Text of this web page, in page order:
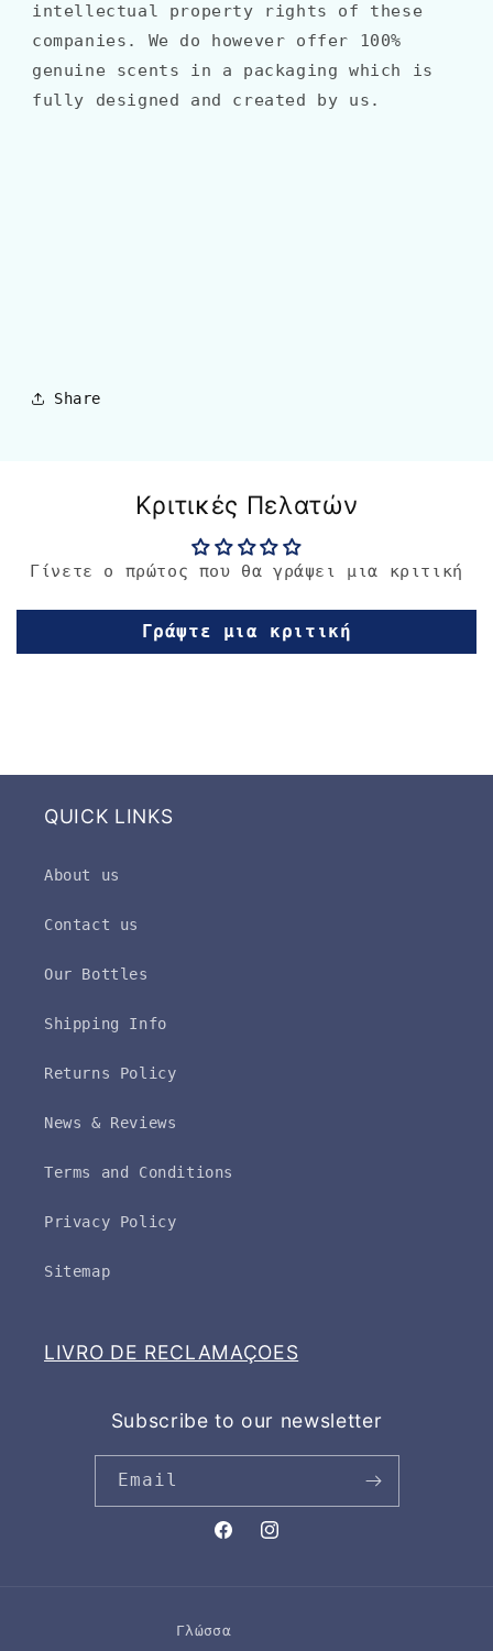
intellectual property rights of these
companies. We do however offer 100%
genuine scents in a packaging which is
fully designed and created by us.
Share
Κριτικές Πελατών
Γίνετε ο πρώτος που θα γράψει μια κριτική
Γράψτε μια κριτική
QUICK LINKS
About us
Contact us
Our Bottles
Shipping Info
Returns Policy
News & Reviews
Terms and Conditions
Privacy Policy
Sitemap
LIVRO DE RECLAMAÇOES
Subscribe to our newsletter
Email
FacebookInstagram
Γλώσσα